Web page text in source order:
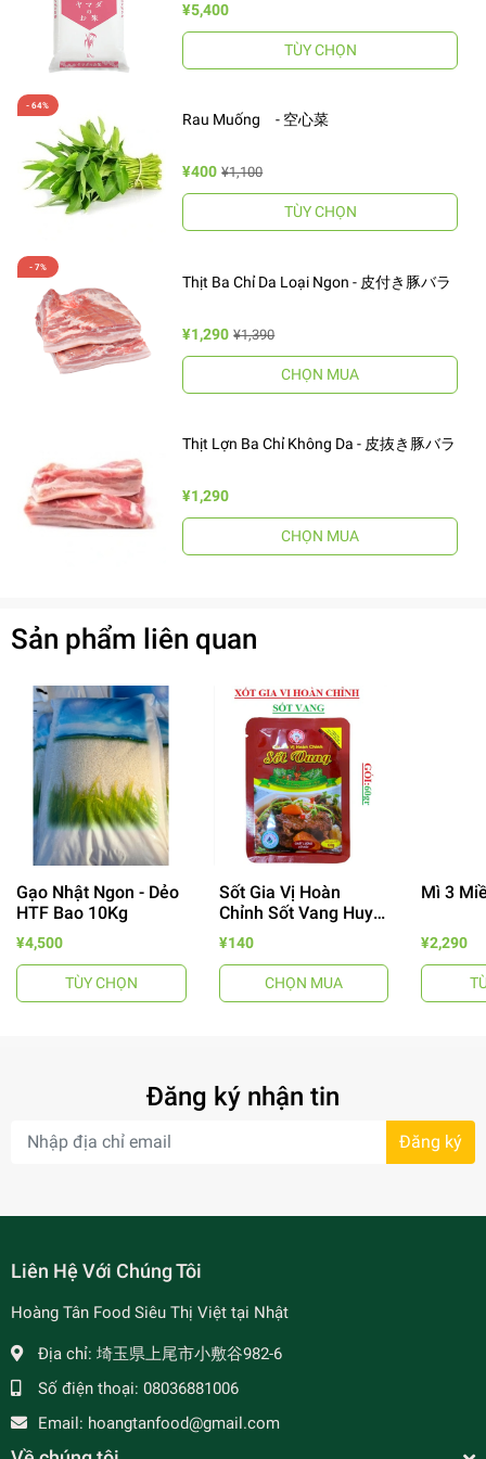
¥5,400
TÙY CHỌN
- 64%
Rau Muống - 空心菜
¥400 ¥1,100
TÙY CHỌN
- 7%
Thịt Ba Chỉ Da Loại Ngon - 皮付き豚バラ
¥1,290 ¥1,390
CHỌN MUA
Thịt Lợn Ba Chỉ Không Da - 皮抜き豚バラ
¥1,290
CHỌN MUA
Sản phẩm liên quan
Gạo Nhật Ngon - Dẻo
HTF Bao 10Kg
¥4,500
TÙY CHỌN
Sốt Gia Vị Hoàn
Chỉnh Sốt Vang Huy
Tuấn
¥140
CHỌN MUA
Mì 3
¥2,290
Đăng ký nhận tin
Đăng ký
Liên Hệ Với Chúng Tôi
Hoàng Tân Food Siêu Thị Việt tại Nhật
Địa chỉ: 埼玉県上尾市小敷谷982-6
Số điện thoại: 08036881006
Email: hoangtanfood@gmail.com